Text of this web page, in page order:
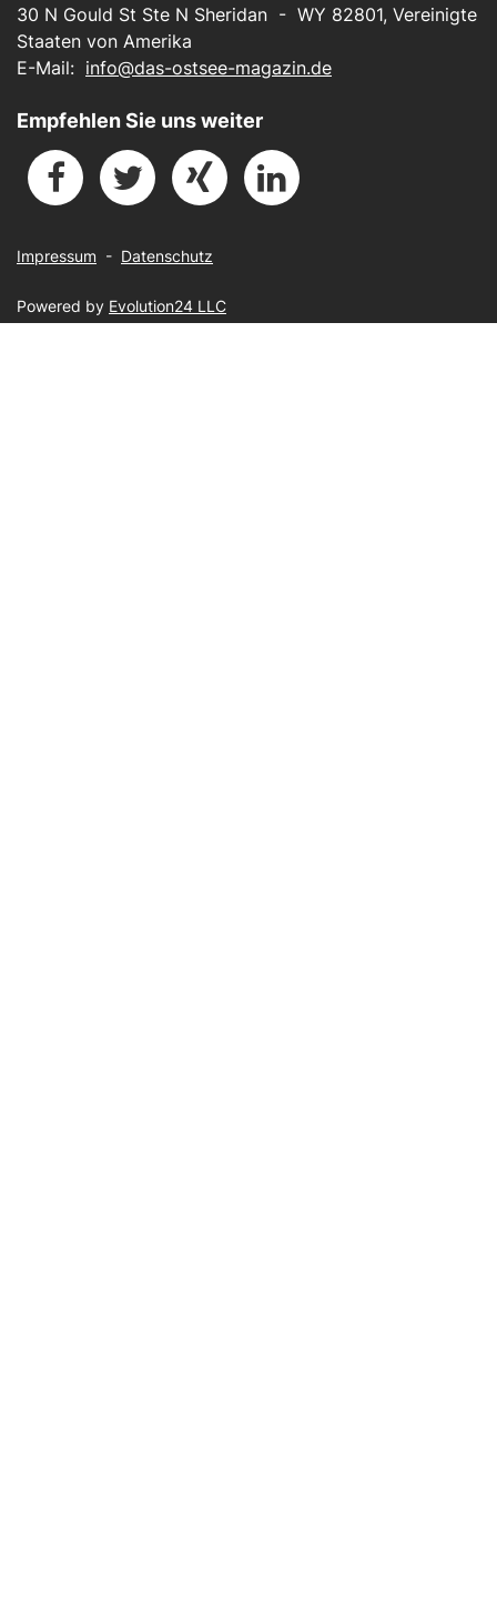
30 N Gould St Ste N Sheridan - WY 82801, Vereinigte
Staaten von Amerika
E-Mail: info@das-ostsee-magazin.de
Empfehlen Sie uns weiter
Impressum - Datenschutz
Powered by Evolution24 LLC